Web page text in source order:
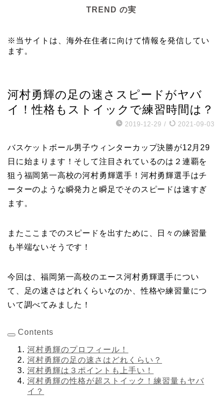
TREND の実
※当サイトは、海外在住者に向けて情報を発信してい
ます。
河村勇輝の足の速さスピードがヤバ
イ！性格もストイックで練習時間は？
2019-12-29 / 2021-09-03
バスケットボール男子ウィンターカップ決勝が12月29
日に始まります！そして注目されているのは２連覇を
狙う福岡第一高校の河村勇輝選手！河村勇輝選手はチ
ーターのような瞬発力と瞬足でそのスピードは速すぎ
ます。
またここまでのスピードを出すために、日々の練習量
も半端ないそうです！
今回は、福岡第一高校のエース河村勇輝選手につい
て、足の速さはどれくらいなのか、性格や練習量につ
いて調べてみました！
Contents
河村勇輝のプロフィール！
河村勇輝の足の速さはどれくらい？
河村勇輝は３ポイントも上手い！
河村勇輝の性格が超ストイック！練習量もヤバ
イ？